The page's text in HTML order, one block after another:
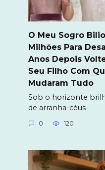
O Meu Sogro
Milhões Para
Anos Depois
Seu Filho Com
Mudaram Tudo
Sob o horizonte
de arranha-céus
0 120